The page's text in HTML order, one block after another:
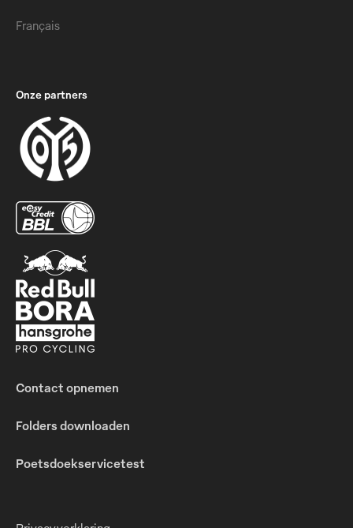
Français
Onze partners
Contact opnemen
Folders downloaden
Poetsdoekservicetest